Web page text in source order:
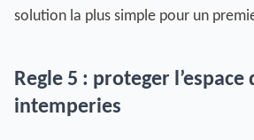
solution la plus simple pour un
Regle 5 : proteger l’espace
intemperies